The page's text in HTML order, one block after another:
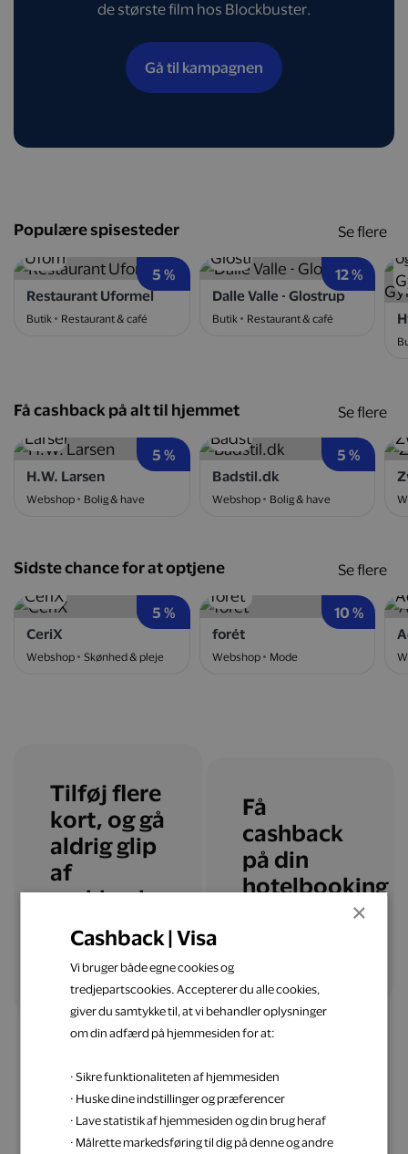
de største film hos Blockbuster.
Gå til kampagnen
Populære spisesteder
5 %
Restaurant Uformel
Butik Restaurant & café
12 %
Dalle Valle - Glostrup
Butik
Restaurant & café
Se flere
Få cashback på alt til hjemmet
5 %
H.W. Larsen
Webshop Bolig & have
5 %
Badstil.dk
Webshop Bolig & have
Se flere
Sidste chance for at optjene
5 %
CeriX
Webshop Skønhed & pleje
10 %
forét
Webshop Mode
Se flere
Tilføj flere
kort, og gå
aldrig glip
af
cashback
Tilføj flere kort
Få
cashback
på din
hotelbooking
Få inspiration til din
×
Cashback | Visa
Vi bruger både egne cookies og
tredjepartscookies. Accepterer du alle cookies,
giver du samtykke til, at vi behandler oplysninger
om din adfærd på hjemmesiden for at:
· Sikre funktionaliteten af hjemmesiden
· Huske dine indstillinger og præferencer
· Lave statistik af hjemmesiden og din brug heraf
· Målrette markedsføring til dig på denne og andre